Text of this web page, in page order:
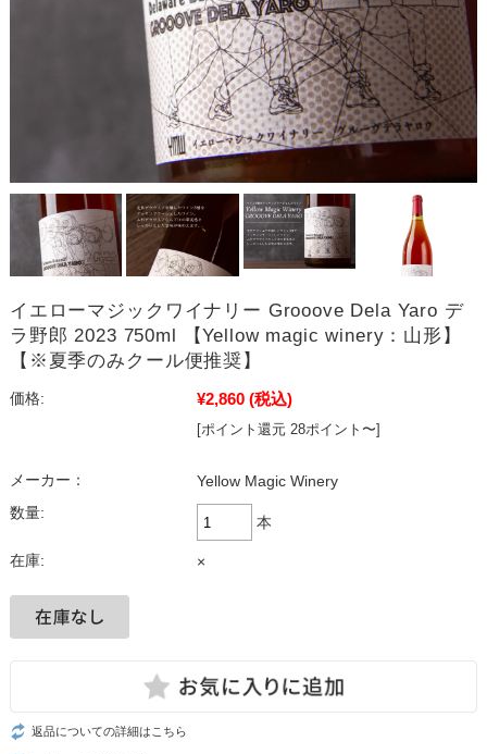
イエローマジックワイナリー Grooove Dela Yaro デ
ラ野郎 2023 750ml 【Yellow magic winery：山形】
【※夏季のみクール便推奨】
価格: ¥2,860 (税込)
[ポイント還元 28ポイント〜]
メーカー：
Yellow Magic Winery
数量:
本
在庫: ×
返品についての詳細はこちら